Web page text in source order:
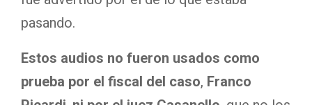
pasando.
Estos audios no fueron usados como
prueba por el fiscal del caso, Franco